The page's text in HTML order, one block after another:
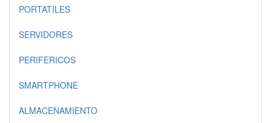
PORTATILES
SERVIDORES
PERIFERICOS
SMARTPHONE
ALMACENAMIENTO